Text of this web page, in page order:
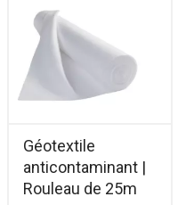
Géotextile
anticontaminant |
Rouleau de 25m